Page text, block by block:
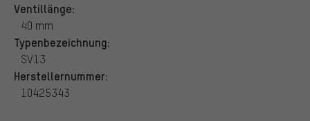
Ventillänge:
40 mm
Typenbezeichnung:
SV13
Herstellernummer:
10425343